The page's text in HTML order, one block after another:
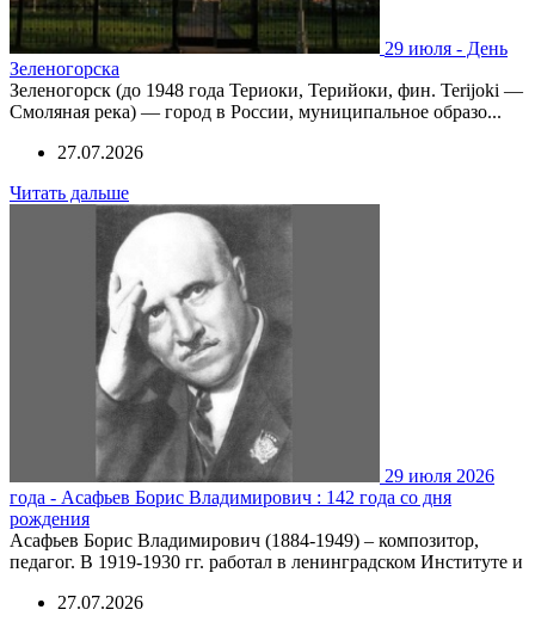
29 июля - День
Зеленогорска
Зеленогорск (до 1948 года Териоки, Терийоки, фин. Terijoki —
Смоляная река) — город в России, муниципальное образо...
27.07.2026
Читать дальше
29 июля 2026
года - Асафьев Борис Владимирович : 142 года со дня
рождения
Асафьев Борис Владимирович (1884-1949) – композитор,
педагог. В 1919-1930 гг. работал в ленинградском Институте и
27.07.2026